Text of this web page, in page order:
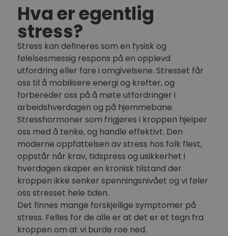
Hva er egentlig
stress?
Stress kan defineres som en fysisk og
følelsesmessig respons på en opplevd
utfordring eller fare i omgivelsene. Stresset får
oss til å mobilisere energi og krefter, og
forbereder oss på å møte utfordringer i
arbeidshverdagen og på hjemmebane.
Stresshormoner som frigjøres i kroppen hjelper
oss med å tenke, og handle effektivt. Den
moderne oppfattelsen av stress hos folk flest,
oppstår når krav, tidspress og usikkerhet i
hverdagen skaper en kronisk tilstand der
kroppen ikke senker spenningsnivået og vi føler
oss stresset hele tiden.
Det finnes mange forskjellige symptomer på
stress. Felles for de alle er at det er et tegn fra
kroppen om at vi burde roe ned.